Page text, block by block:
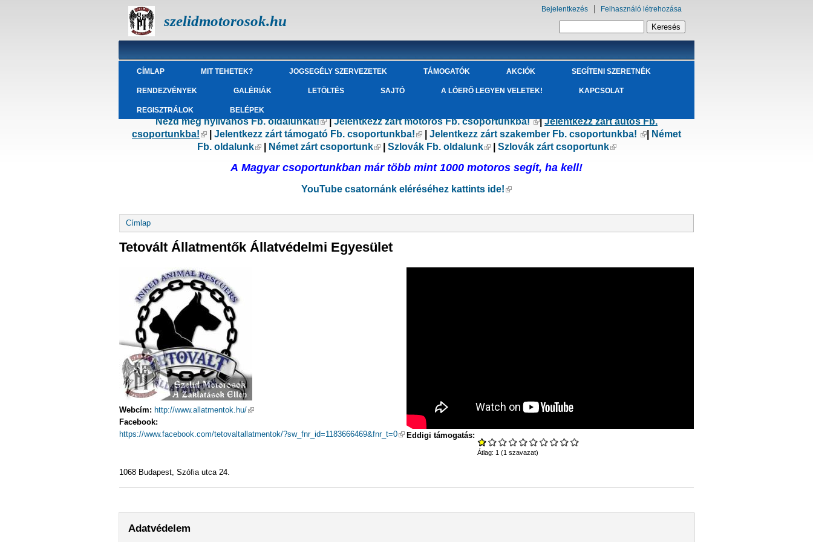
szelidmotorosok.hu
Bejelentkezés Felhasználó létrehozása
CÍMLAP MIT TEHETEK? JOGSEGÉLY SZERVEZETEK TÁMOGATÓK AKCIÓK SEGÍTENI SZERETNÉK
RENDEZVÉNYEK GALÉRIÁK LETÖLTÉS SAJTÓ A LÓERŐ LEGYEN VELETEK! KAPCSOLAT
REGISZTRÁLOK BELÉPEK
Nézd meg nyilvános Fb. oldalunkat!(külső hivatkozás)
|Jelentkezz zárt motoros Fb. csoportunkba!(külső hivatkozás)
|Jelentkezz zárt autós Fb.
csoportunkba!(külső hivatkozás)
Jelentkezz zárt támogató Fb. csoportunkba!(külső hivatkozás)
Jelentkezz zárt szakember Fb. csoportunkba! (külső hivatkozás)
Német
Fb. oldalunk(külső hivatkozás)
Német zárt csoportunk(külső hivatkozás)
Szlovák Fb. oldalunk(külső hivatkozás)
Szlovák zárt csoportunk(külső hivatkozás)
A Magyar csoportunkban már több mint 1000 motoros segít, ha kell!
YouTube csatornánk eléréséhez kattints ide!(külső hivatkozás)
Jelenlegi hely
Címlap
Tetovált Állatmentők Állatvédelmi Egyesület
Webcím: http://www.allatmentok.hu/(külső hivatkozás)
Facebook:
https://www.facebook.com/tetovaltallatmentok/?sw_fnr_id=1183666469&fnr_t=0(külső hivatkozás)
Eddigi támogatás:
Átlag: 1 (1 szavazat)
1068 Budapest, Szófia utca 24.
Adatvédelem